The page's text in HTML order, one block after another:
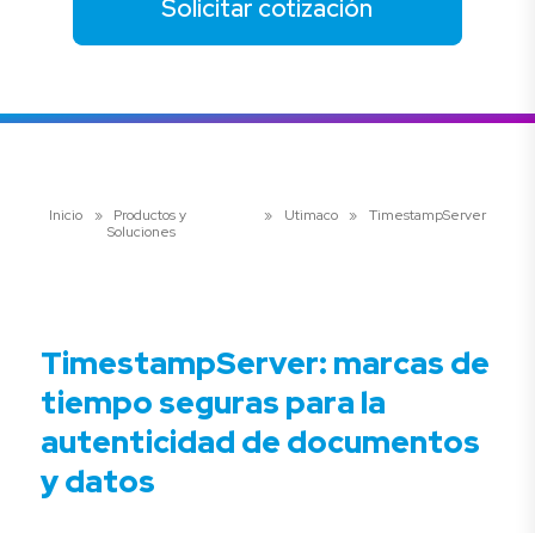
Solicitar cotización
Inicio »
Productos y
Soluciones
» Utimaco » TimestampServer
TimestampServer: marcas de
tiempo seguras para la
autenticidad de documentos
y datos